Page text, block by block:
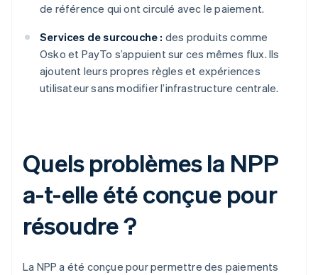
de référence qui ont circulé avec le paiement.
Services de surcouche : des produits comme
Osko et PayTo s’appuient sur ces mêmes flux. Ils
ajoutent leurs propres règles et expériences
utilisateur sans modifier l’infrastructure centrale.
Quels problèmes la NPP
a-t-elle été conçue pour
résoudre ?
La NPP a été conçue pour permettre des paiements